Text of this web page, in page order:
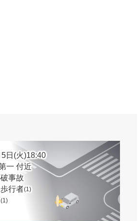
日(火)18:40
一 付近
事故
歩行者(1)
(1)